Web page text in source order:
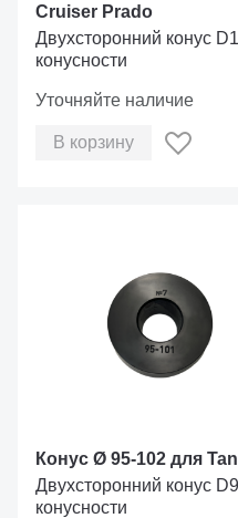
Cruiser Prado
Двухсторонний конус
конусности
Уточняйте наличие
В корзину
Конус Ø 95-102 для
Двухсторонний конус
конусности